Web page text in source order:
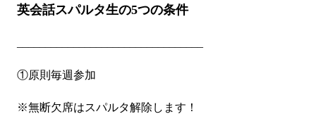
英会話スパルタ生の5つの条件
①原則毎週参加
※無断欠席はスパルタ解除します！